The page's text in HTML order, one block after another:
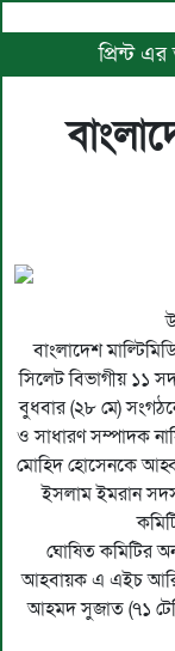
প্রিন্ট
বাংলাদেশ
সিলেট বিভাগীয় ১১
বুধবার (২৮ মে)
ও সাধারণ সম্পাদক
মোহিদ হোসেনকে
ইসলাম ইমরান
ঘোষিত কমিটির
আহবায়ক এ এইচ
আহমদ সুজাত (৭১